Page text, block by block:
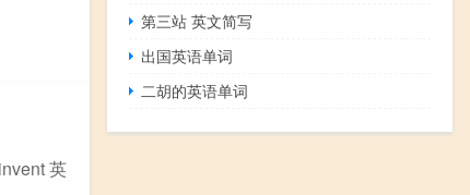
英
第三站 英文简写
出国英语单词
二胡的英语单词